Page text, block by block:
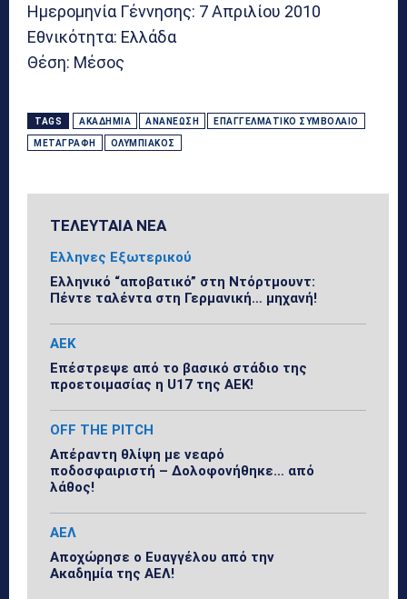
Ημερομηνία Γέννησης: 7 Απριλίου 2010
Εθνικότητα: Ελλάδα
Θέση: Μέσος
TAGS ΑΚΑΔΗΜΊΑ ΑΝΑΝΈΩΣΗ ΕΠΑΓΓΕΛΜΑΤΙΚΌ ΣΥΜΒΌΛΑΙΟ
ΜΕΤΑΓΡΑΦΉ ΟΛΥΜΠΙΑΚΌΣ
ΤΕΛΕΥΤΑΙΑ ΝΕΑ
Ελληνες Εξωτερικού
Ελληνικό “αποβατικό” στη Ντόρτμουντ:
Πέντε ταλέντα στη Γερμανική… μηχανή!
ΑΕΚ
Επέστρεψε από το βασικό στάδιο της
προετοιμασίας η U17 της ΑΕΚ!
OFF THE PITCH
Απέραντη θλίψη με νεαρό
ποδοσφαιριστή – Δολοφονήθηκε… από
λάθος!
ΑΕΛ
Αποχώρησε ο Ευαγγέλου από την
Ακαδημία της ΑΕΛ!